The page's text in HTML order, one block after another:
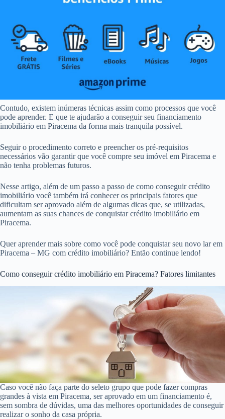
Contudo, existem inúmeras técnicas assim como processos que você
pode aprender. E que te ajudarão a conseguir seu financiamento
imobiliário em Piracema da forma mais tranquila possível.
Seguir o procedimento correto e preencher os pré-requisitos
necessários vão garantir que você compre seu imóvel em Piracema e
não tenha problemas futuros.
Nesse artigo, além de um passo a passo de como conseguir crédito
imobiliário você também irá conhecer os principais fatores que
dificultam ser aprovado além de algumas dicas que, se utilizadas,
aumentam as suas chances de conquistar crédito imobiliário em
Piracema.
Quer aprender mais sobre como você pode conquistar seu novo lar em
Piracema – MG com crédito imobiliário? Então continue lendo!
Como conseguir crédito imobiliário em Piracema? Fatores limitantes
Caso você não faça parte do seleto grupo que pode fazer compras
grandes à vista em Piracema, ser aprovado em um financiamento é,
sem sombra de dúvidas, uma das melhores oportunidades de conseguir
realizar o sonho da casa própria.